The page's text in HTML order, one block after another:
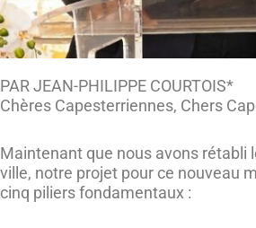
PAR JEAN-PHILIPPE COURTOIS*
Chères Capesterriennes, Chers
Maintenant que nous avons rétabli
ville, notre projet pour ce nouveau
cinq piliers fondamentaux :